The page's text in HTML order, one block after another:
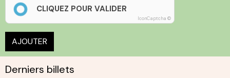
CLIQUEZ POUR VALIDER
IconCaptcha ©
AJOUTER
Derniers billets